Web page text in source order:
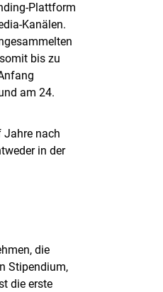
Plattform
Kanälen.
bis zu
am 24.
Jahre nach
in der
die
Stipendium,
die erste